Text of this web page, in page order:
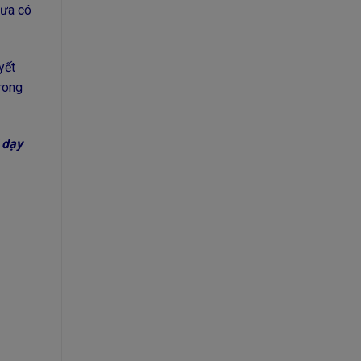
có
dạy